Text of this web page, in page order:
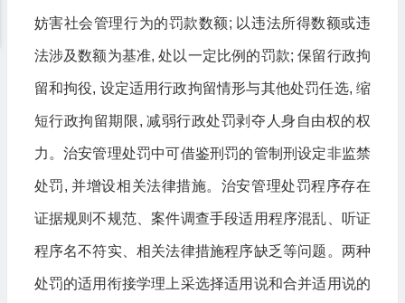
妨害社会管理行为的罚款数额; 以违法所得数额或违
法涉及数额为基准, 处以一定比例的罚款; 保留行政拘
留和拘役, 设定适用行政拘留情形与其他处罚任选, 缩
短行政拘留期限, 减弱行政处罚剥夺人身自由权的权
力。治安管理处罚中可借鉴刑罚的管制刑设定非监禁
处罚, 并增设相关法律措施。治安管理处罚程序存在
证据规则不规范、案件调查手段适用程序混乱、听证
程序名不符实、相关法律措施程序缺乏等问题。两种
处罚的适用衔接学理上采选择适用说和合并适用说的